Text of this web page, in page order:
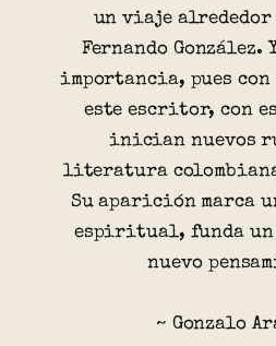
un viaje alrededor
Fernando
importancia, pues con
este escritor, con
inician nuevos
literatura
Su aparición marca
espiritual, funda un
nuevo
~ Gonzalo